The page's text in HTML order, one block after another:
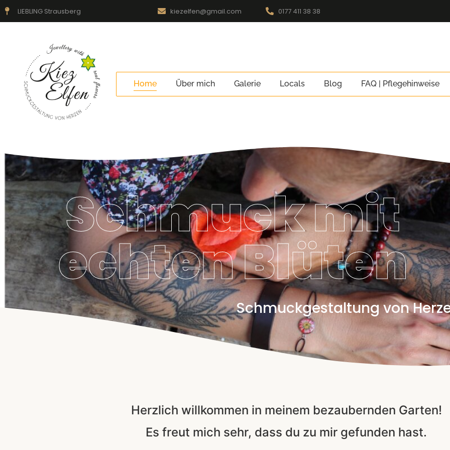
LIEBLING Strausberg kiezelfen@gmail.com 0177 411 38 38
Home Über mich Galerie Locals Blog FAQ | Pflegehinweise
Schmuck mit
echten Blüten
Schmuckgestaltung von
Herzlich willkommen in meinem bezaubernden Garten!
Es freut mich sehr, dass du zu mir gefunden hast.